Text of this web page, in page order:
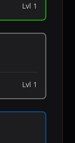
Lvl 1
Lvl 1